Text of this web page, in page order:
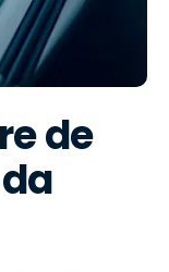
de